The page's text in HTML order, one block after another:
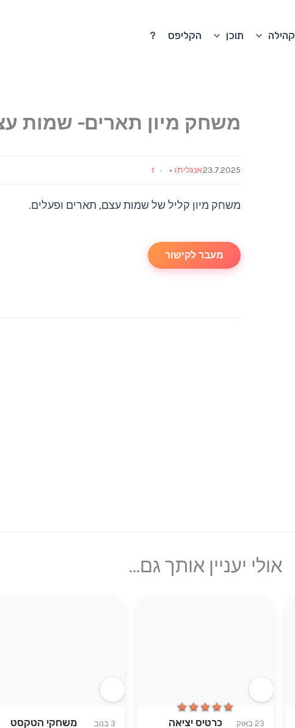
קהילה תוכן הקליפס ?
משחק מיון תארים- שמות
23.7.2025אנגליתו • ז
משחק מיון קליל של שמות עצם, תארים ופעלים.
מעבר לקישור
אולי יעניין אותך גם...
★★★★★
★★★★★
23 באוק
כרטיס יציאה
3 בנוב
משחקי הטקסט